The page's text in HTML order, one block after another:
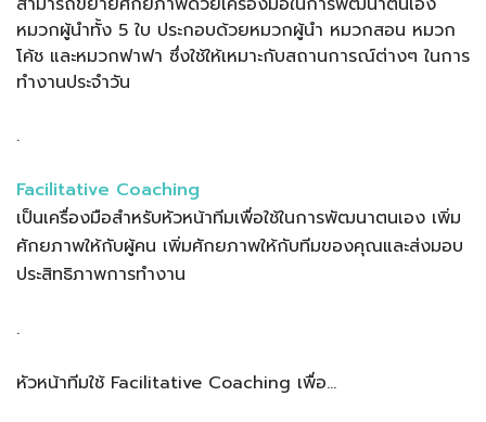
หมวกผู้นําทั้ง 5 ใบ ประกอบด้วยหมวกผู้นํา หมวกสอน หมวก
โค้ช และหมวกฟาฟา ซึ่งใช้ให้เหมาะกับสถานการณ์ต่างๆ ในการ
ทํางานประจําวัน
.
Facilitative Coaching
เป็นเครื่องมือสําหรับหัวหน้าทีมเพื่อใช้ในการพัฒนาตนเอง เพิ่ม
ศักยภาพให้กับผู้คน เพิ่มศักยภาพให้กับทีมของคุณและส่งมอบ
ประสิทธิภาพการทํางาน
.
หัวหน้าทีมใช้ Facilitative Coaching เพื่อ…